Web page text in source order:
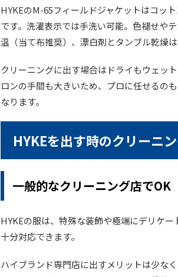
HYKEのM-65フィールドジャケットはコッ
です。洗濯表示では手洗い可能。色褪せや
温（当て布推奨）、漂白剤とタンブル乾燥は
クリーニングに出す場合はドライもウェッ
ロンの手間も大きいため、プロに任せるの
なります。
HYKEを出す時のクリーニ
一般的なクリーニング店でOK
HYKEの服は、特殊な装飾や極端にデリケ
十分対応できます。
ハイブランド専門店に出すメリットは少な